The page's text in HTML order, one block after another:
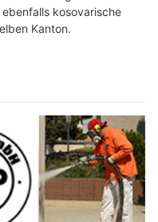
kosovarische
Kanton.